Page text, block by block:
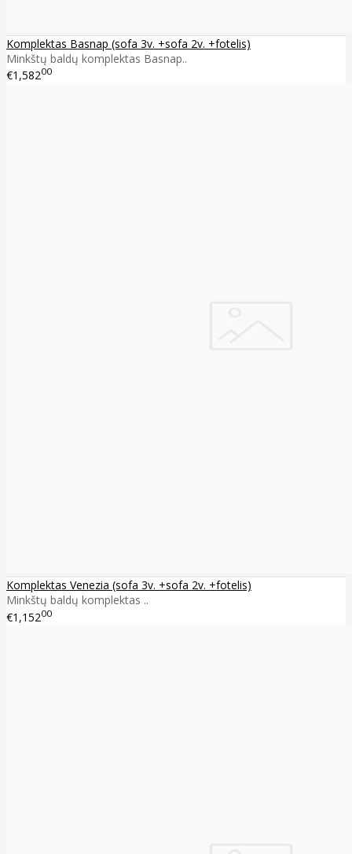
Komplektas Basnap (sofa 3v. +sofa 2v. +fotelis)
Minkštų baldų komplektas Basnap..
€1,58200
Komplektas Venezia (sofa 3v. +sofa 2v. +fotelis)
Minkštų baldų komplektas ..
€1,15200